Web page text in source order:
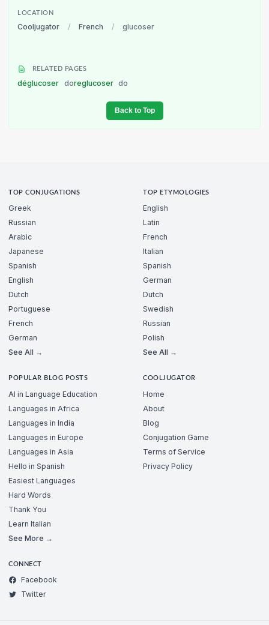
LOCATION
Cooljugator / French / glucoser
RELATED PAGES
déglucoser doreglucoser do
Back to Top
TOP CONJUGATIONS
Greek
Russian
Arabic
Japanese
Spanish
English
Dutch
Portuguese
French
German
See All →
TOP ETYMOLOGIES
English
Latin
French
Italian
Spanish
German
Dutch
Swedish
Russian
Polish
See All →
POPULAR BLOG POSTS
AI in Language Education
Languages in Africa
Languages in India
Languages in Europe
Languages in Asia
Hello in Spanish
Easiest Languages
Hard Words
Thank You
Learn Italian
See More →
COOLJUGATOR
Home
About
Blog
Conjugation Game
Terms of Service
Privacy Policy
CONNECT
Facebook
Twitter